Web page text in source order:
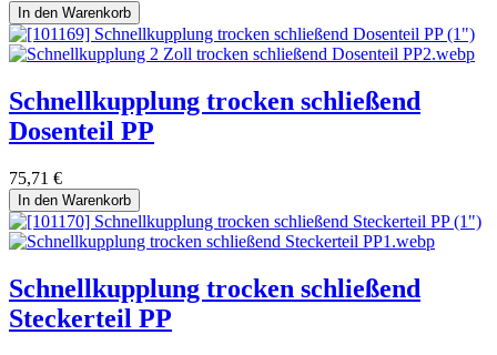
In den Warenkorb
Schnellkupplung trocken schließend
Dosenteil PP
75,71 €
In den Warenkorb
Schnellkupplung trocken schließend
Steckerteil PP